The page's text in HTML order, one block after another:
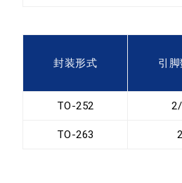
封装形式 引
TO-252
TO-263 2